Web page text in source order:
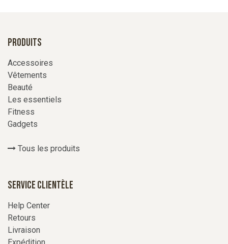
Produits
Accessoires
Vêtements
Beauté
Les essentiels
Fitness
Gadgets
Tous les produits
Service Clientèle
Help Center
Retours
Livraison